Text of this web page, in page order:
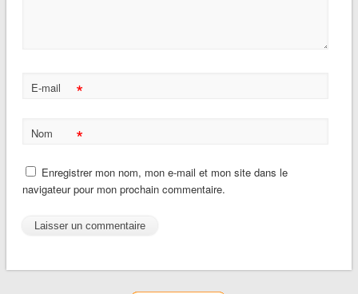
E-mail *
Nom *
Enregistrer mon nom, mon e-mail et mon site dans le
navigateur pour mon prochain commentaire.